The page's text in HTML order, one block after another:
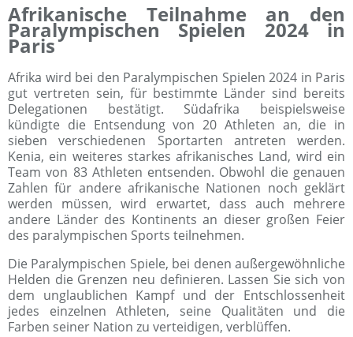
Afrikanische Teilnahme an den
Paralympischen Spielen 2024 in
Paris
Afrika wird bei den Paralympischen Spielen 2024 in Paris
gut vertreten sein, für bestimmte Länder sind bereits
Delegationen bestätigt. Südafrika beispielsweise
kündigte die Entsendung von 20 Athleten an, die in
sieben verschiedenen Sportarten antreten werden.
Kenia, ein weiteres starkes afrikanisches Land, wird ein
Team von 83 Athleten entsenden. Obwohl die genauen
Zahlen für andere afrikanische Nationen noch geklärt
werden müssen, wird erwartet, dass auch mehrere
andere Länder des Kontinents an dieser großen Feier
des paralympischen Sports teilnehmen.
Die Paralympischen Spiele, bei denen außergewöhnliche
Helden die Grenzen neu definieren. Lassen Sie sich von
dem unglaublichen Kampf und der Entschlossenheit
jedes einzelnen Athleten, seine Qualitäten und die
Farben seiner Nation zu verteidigen, verblüffen.